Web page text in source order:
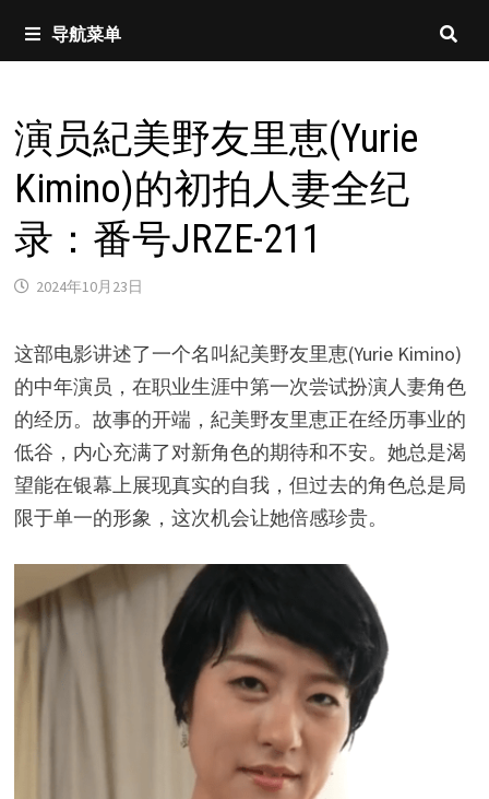
导航菜单
演员紀美野友里恵(Yurie
Kimino)的初拍人妻全纪
录：番号JRZE-211
2024年10月23日
这部电影讲述了一个名叫紀美野友里恵(Yurie Kimino)
的中年演员，在职业生涯中第一次尝试扮演人妻角色
的经历。故事的开端，紀美野友里恵正在经历事业的
低谷，内心充满了对新角色的期待和不安。她总是渴
望能在银幕上展现真实的自我，但过去的角色总是局
限于单一的形象，这次机会让她倍感珍贵。